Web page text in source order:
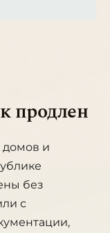
продлен
домов и
без
с